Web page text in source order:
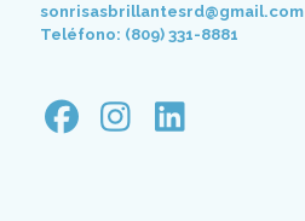
sonrisasbrillantesrd@gmail.com
Teléfono: (809) 331-8881